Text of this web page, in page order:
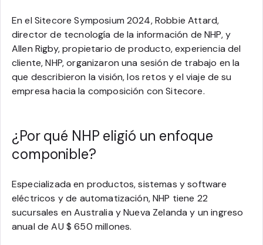
En el Sitecore Symposium 2024, Robbie Attard,
director de tecnología de la información de NHP, y
Allen Rigby, propietario de producto, experiencia del
cliente, NHP, organizaron una sesión de trabajo en la
que describieron la visión, los retos y el viaje de su
empresa hacia la composición con Sitecore.
¿Por qué NHP eligió un enfoque
componible?
Especializada en productos, sistemas y software
eléctricos y de automatización, NHP tiene 22
sucursales en Australia y Nueva Zelanda y un ingreso
anual de AU $ 650 millones.